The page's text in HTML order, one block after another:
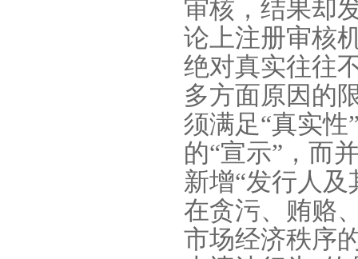
审核，结果却
论上注册审核
绝对真实往往
多方面原因的
须满足“真实
的“宣示”，而
新增“发行人
在贪污、贿赂
市场经济秩序